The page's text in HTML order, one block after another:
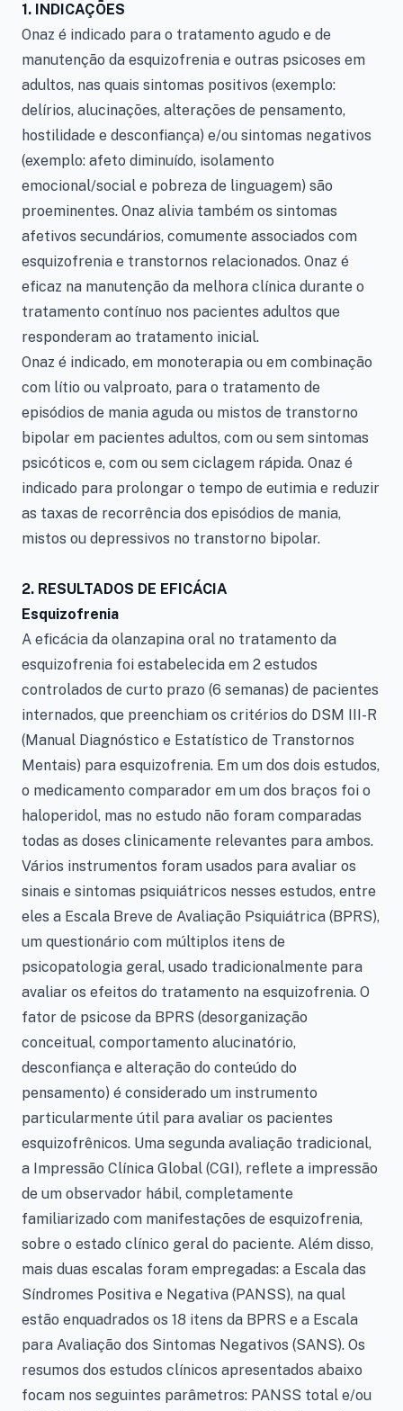
1. INDICAÇÕES
Onaz é indicado para o tratamento agudo e de
manutenção da esquizofrenia e outras psicoses em
adultos, nas quais sintomas positivos (exemplo:
delírios, alucinações, alterações de pensamento,
hostilidade e desconfiança) e/ou sintomas negativos
(exemplo: afeto diminuído, isolamento
emocional/social e pobreza de linguagem) são
proeminentes. Onaz alivia também os sintomas
afetivos secundários, comumente associados com
esquizofrenia e transtornos relacionados. Onaz é
eficaz na manutenção da melhora clínica durante o
tratamento contínuo nos pacientes adultos que
responderam ao tratamento inicial.
Onaz é indicado, em monoterapia ou em combinação
com lítio ou valproato, para o tratamento de
episódios de mania aguda ou mistos de transtorno
bipolar em pacientes adultos, com ou sem sintomas
psicóticos e, com ou sem ciclagem rápida. Onaz é
indicado para prolongar o tempo de eutimia e reduzir
as taxas de recorrência dos episódios de mania,
mistos ou depressivos no transtorno bipolar.
2. RESULTADOS DE EFICÁCIA
Esquizofrenia
A eficácia da olanzapina oral no tratamento da
esquizofrenia foi estabelecida em 2 estudos
controlados de curto prazo (6 semanas) de pacientes
internados, que preenchiam os critérios do DSM III-R
(Manual Diagnóstico e Estatístico de Transtornos
Mentais) para esquizofrenia. Em um dos dois estudos,
o medicamento comparador em um dos braços foi o
haloperidol, mas no estudo não foram comparadas
todas as doses clinicamente relevantes para ambos.
Vários instrumentos foram usados para avaliar os
sinais e sintomas psiquiátricos nesses estudos, entre
eles a Escala Breve de Avaliação Psiquiátrica (BPRS),
um questionário com múltiplos itens de
psicopatologia geral, usado tradicionalmente para
avaliar os efeitos do tratamento na esquizofrenia. O
fator de psicose da BPRS (desorganização
conceitual, comportamento alucinatório,
desconfiança e alteração do conteúdo do
pensamento) é considerado um instrumento
particularmente útil para avaliar os pacientes
esquizofrênicos. Uma segunda avaliação tradicional,
a Impressão Clínica Global (CGI), reflete a impressão
de um observador hábil, completamente
familiarizado com manifestações de esquizofrenia,
sobre o estado clínico geral do paciente. Além disso,
mais duas escalas foram empregadas: a Escala das
Síndromes Positiva e Negativa (PANSS), na qual
estão enquadrados os 18 itens da BPRS e a Escala
para Avaliação dos Sintomas Negativos (SANS). Os
resumos dos estudos clínicos apresentados abaixo
focam nos seguintes parâmetros: PANSS total e/ou